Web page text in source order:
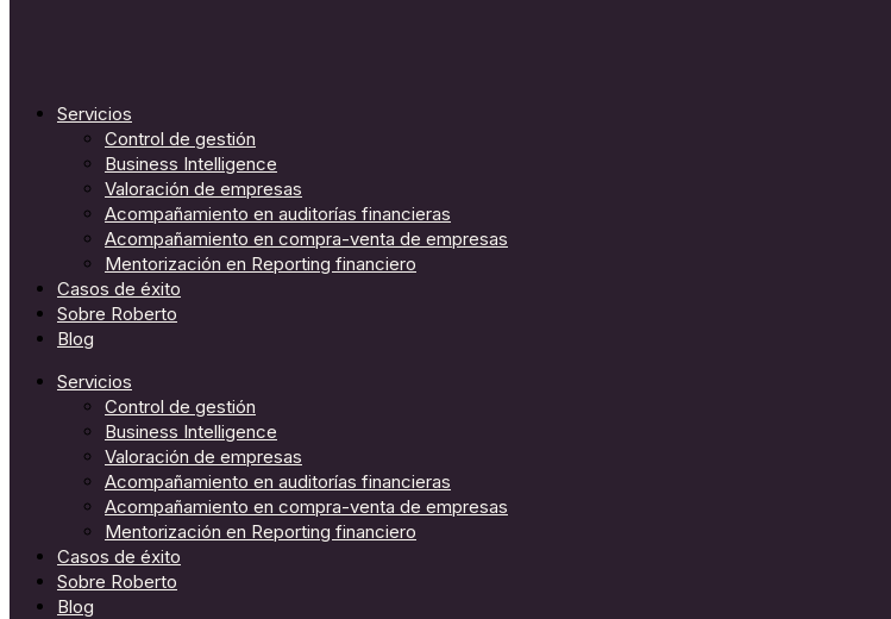
Servicios
Control de gestión
Business Intelligence
Valoración de empresas
Acompañamiento en auditorías financieras
Acompañamiento en compra-venta de empresas
Mentorización en Reporting financiero
Casos de éxito
Sobre Roberto
Blog
Servicios
Control de gestión
Business Intelligence
Valoración de empresas
Acompañamiento en auditorías financieras
Acompañamiento en compra-venta de empresas
Mentorización en Reporting financiero
Casos de éxito
Sobre Roberto
Blog